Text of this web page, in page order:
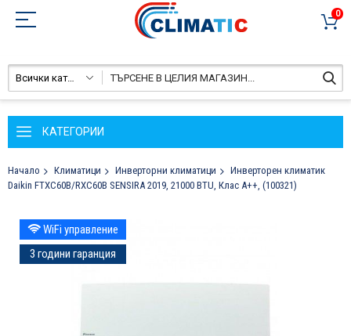
0
Всички категории
КАТЕГОРИИ
Начало Климатици Инверторни климатици
Инверторен климатик
Daikin FTXC60B/RXC60B SENSIRA 2019, 21000 BTU, Клас A++, (100321)
Преминете
към
края
на
WiFi управление
3 години гаранция